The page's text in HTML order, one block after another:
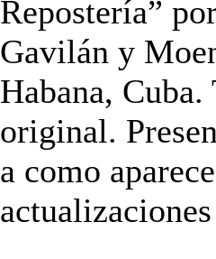
Repostería”
Gavilán y
Habana,
original.
a como